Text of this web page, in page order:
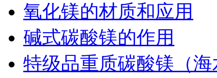
氧化镁的材质和应用
碱式碳酸镁的作用
特级品重质碳酸镁（